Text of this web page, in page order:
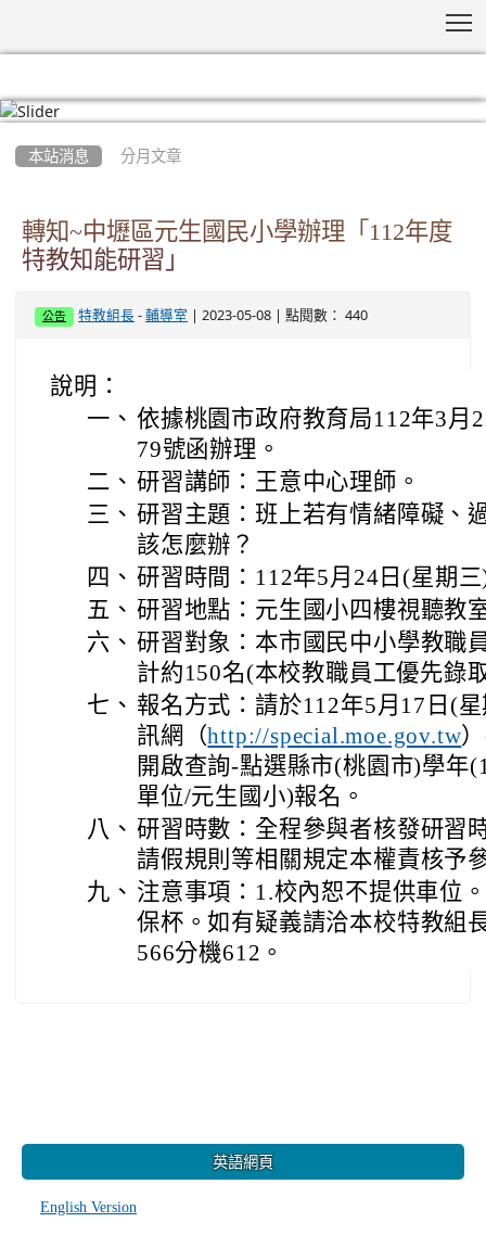
本站消息 分月文章
轉知~中壢區元生國民小學辦理「112年度
特教知能研習」
公告 特教組長 -輔導室 | 2023-05-08 | 點閱數： 440
說明：
一、 依據桃園市政府教育局112年3月
79號函辦理。
二、 研習講師：王意中心理師。
三、 研習主題：班上若有情緒障礙、
該怎麼辦？
四、 研習時間：112年5月24日(星期
五、 研習地點：元生國小四樓視聽教
六、 研習對象：本市國民中小學教職
計約150名(本校教職員工優先錄
七、 報名方式：請於112年5月17日(
訊網（http://special.moe.gov.tw
開啟查詢-點選縣市(桃園市)學年
單位/元生國小)報名。
八、 研習時數：全程參與者核發研習
請假規則等相關規定本權責核予
九、 注意事項：1.校內恕不提供車位
保杯。如有疑義請洽本校特教組
566分機612。
英語網頁
English Version